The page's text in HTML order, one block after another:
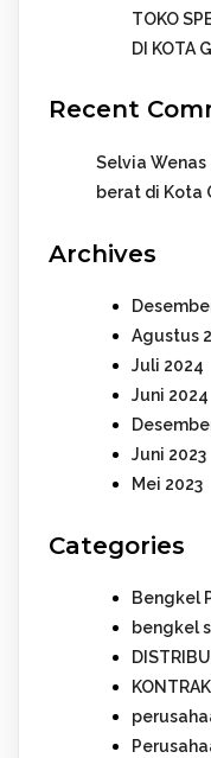
TOKO
DI KOTA
Recent
Selvia Wenas
berat di Kota
Archives
Agustus
Juli 2024
Juni 2024
Juni 2023
Mei 2023
Categories
Bengkel
bengkel